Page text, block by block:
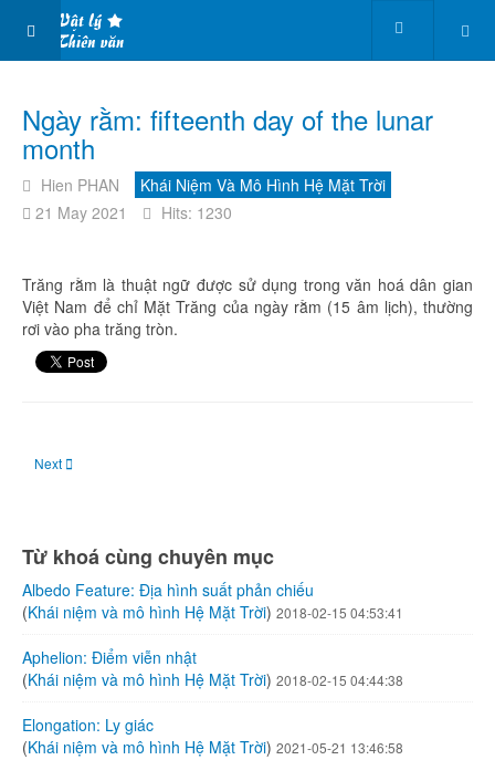
Ngày rằm: fifteenth day of the lunar
month
Hien PHAN
Khái Niệm Và Mô Hình Hệ Mặt Trời
21 May 2021
Hits: 1230
Trăng rằm là thuật ngữ được sử dụng trong văn hoá dân gian
Việt Nam để chỉ Mặt Trăng của ngày rằm (15 âm lịch), thường
rơi vào pha trăng tròn.
Next article: Moon phase: Pha Mặt Trăng
Next
Từ khoá cùng chuyên mục
Albedo Feature: Địa hình suất phản chiếu
(Khái niệm và mô hình Hệ Mặt Trời) 2018-02-15 04:53:41
Aphelion: Điểm viễn nhật
(Khái niệm và mô hình Hệ Mặt Trời) 2018-02-15 04:44:38
Elongation: Ly giác
(Khái niệm và mô hình Hệ Mặt Trời) 2021-05-21 13:46:58